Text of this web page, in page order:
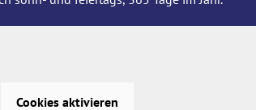
Cookies aktivieren